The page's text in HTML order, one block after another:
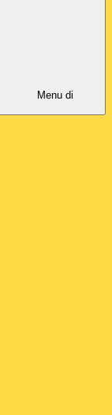
Menu di